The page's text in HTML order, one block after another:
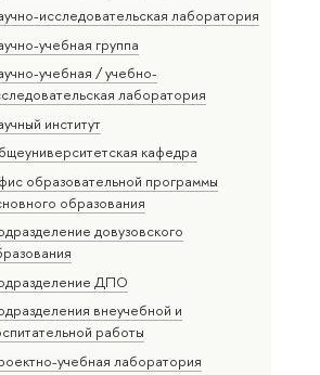
исследовательская лаборатория
учебная группа
учебная / учебно-
лаборатория
институт
кафедра
образовательной программы
образования
довузовского
ДПО
внеучебной и
работы
учебная лаборатория